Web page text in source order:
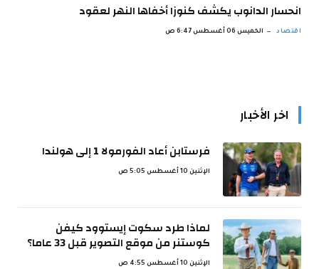
انحسار الدانوب يكشف كنوزا أخفاها النهر لعقود
اقتصاد الخميس 06 أغسطس 6:47 ص
اخر الأخبار
فرستابن أعاد الفورمولا 1 إلى هولندا
الإثنين 10 أغسطس 5:05 ص
لماذا طرد سكوت إيستوود كيفن
كوستنر من موقع التصوير قبل 33 عاما؟
الإثنين 10 أغسطس 4:55 ص